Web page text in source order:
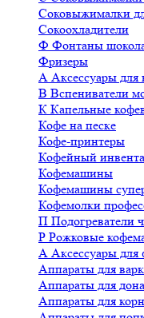
Соковыжималки
Сокоохладители
Ф Фонтаны
Фризеры
А Аксессуары для
В Вспениватели
К Капельные
Кофе на песке
Кофе-принтеры
Кофейный
Кофемашины
Кофемашины
Кофемолки
П Подогреватели
Р Рожковые
А Аксессуары для
Аппараты для
Аппараты для
Аппараты для